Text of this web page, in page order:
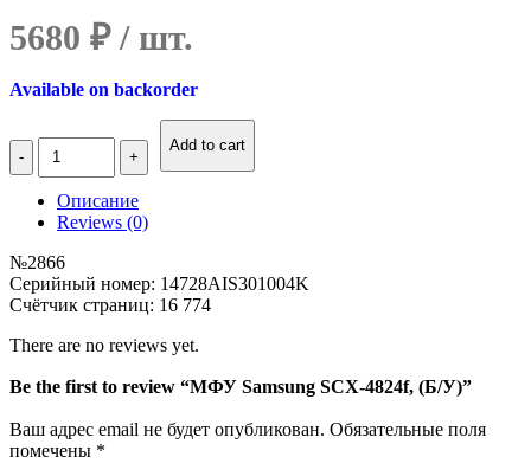
5680 ₽
Available on backorder
Количество
МФУ
SCX-
4824f,
(Б/
У)
Add to cart
Описание
Reviews (0)
№2866
Серийный номер: 14728AIS301004K
Счётчик страниц: 16 774
There are no reviews yet.
Be the first to review “МФУ Samsung SCX-4824f, (Б/У)”
Ваш адрес email не будет опубликован. Обязательные поля
помечены *